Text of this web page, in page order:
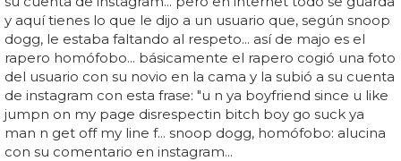
y aquí tienes lo que le dijo a un usuario que, según snoop
dogg, le estaba faltando al respeto... así de majo es el
rapero homófobo... básicamente el rapero cogió una foto
del usuario con su novio en la cama y la subió a su cuenta
de instagram con esta frase: "u n ya boyfriend since u like
jumpn on my page disrespectin bitch boy go suck ya
man n get off my line f... snoop dogg, homófobo: alucina
con su comentario en instagram...